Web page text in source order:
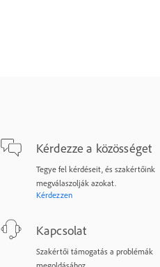
Kérdezze a közösséget
Tegye fel kérdéseit, és szakértőink
megválaszolják azokat.
Kérdezzen
Kapcsolat
Szakértői támogatás a problémák